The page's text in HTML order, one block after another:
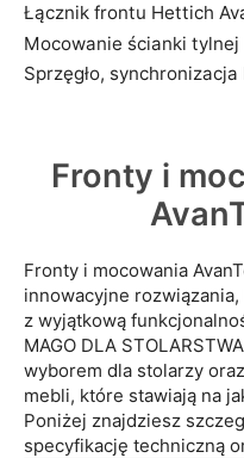
Łącznik frontu Hettich
Mocowanie ścianki tylnej
Sprzęgło,
Fronty i
Fronty i mocowania
innowacyjne
z wyjątkową
MAGO DLA
wyborem dla stolarzy
mebli, które stawiają na
Poniżej znajdziesz
specyfikację techniczną